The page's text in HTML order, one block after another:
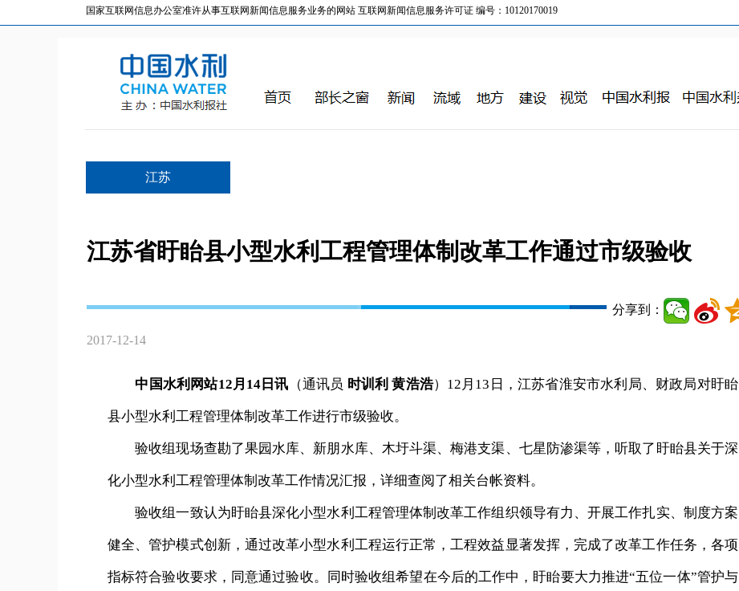
国家互联网信息办公室准许从事互联网新闻信息服务业务的网站 互联网新闻信息服务许可证 编号：10120170019
江苏
江苏省盱眙县小型水利工程管理体制改革工作通过市级验收
分享到：
2017-12-14
中国水利网站12月14日讯 （通讯员 时训利 黄浩浩）12月13日，江苏省淮安市水利局、财政局对盱眙
县小型水利工程管理体制改革工作进行市级验收。
验收组现场查勘了果园水库、新朋水库、木圩斗渠、梅港支渠、七星防渗渠等，听取了盱眙县关于深
化小型水利工程管理体制改革工作情况汇报，详细查阅了相关台帐资料。
验收组一致认为盱眙县深化小型水利工程管理体制改革工作组织领导有力、开展工作扎实、制度方案
健全、管护模式创新，通过改革小型水利工程运行正常，工程效益显著发挥，完成了改革工作任务，各项
指标符合验收要求，同意通过验收。同时验收组希望在今后的工作中，盱眙要大力推进“五位一体”管护与